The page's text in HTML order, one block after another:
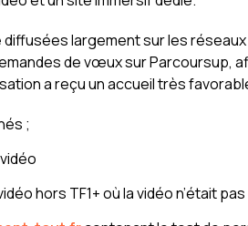
largement sur les
de vœux sur Parcoursup,
a reçu un accueil très
;
hors TF1+ où la vidéo n’était